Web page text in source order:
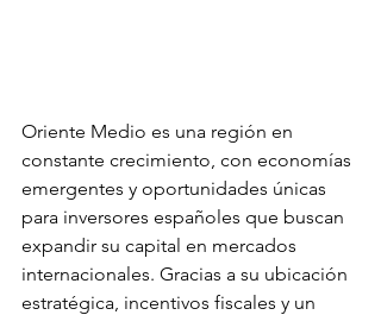
Oriente Medio es una región en
constante crecimiento, con economías
emergentes y oportunidades únicas
para inversores españoles que buscan
expandir su capital en mercados
internacionales. Gracias a su ubicación
estratégica, incentivos fiscales y un